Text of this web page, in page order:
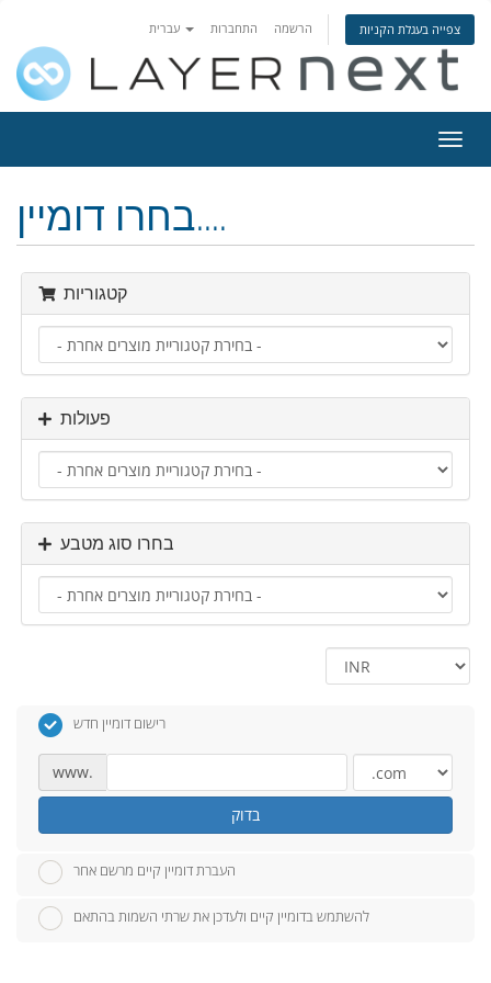
התחברות הרשמה צפייה בעגלת הקניות
ניווט
בחרו דומיין....
קטגוריות
פעולות
בחרו סוג מטבע
רישום דומיין חדש
www.
בדוק
העברת דומיין קיים מרשם אחר
להשתמש בדומיין קיים ולעדכן את שרתי השמות בהתאם